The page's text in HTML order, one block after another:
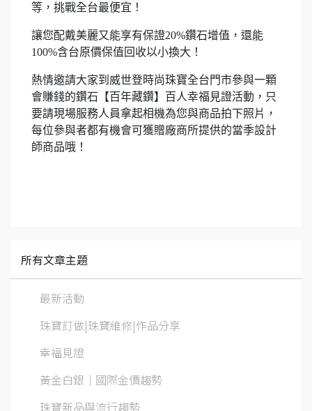
等，挑戰全台最便宜！
讓您配戴美麗又能享有保證20%鑽石增值，還能
100%含台原價保值回收以小換大！
熱情邀請大家到威世登時尚珠寶全台門市參與一顆
會賺錢的鑽石【百年藏鑽】百人幸福見證活動，只
要請現場服務人員拿起相機為您與商品拍下照片，
每位參與者都有機會可獲贈廠商所提供的當季設計
師商品哦！
所有文章主題
最新活動
珠寶訂做|珠寶維修|作品分享
幸福見證
黃金白銀│國際金價趨勢
珠寶新品與流行趨勢